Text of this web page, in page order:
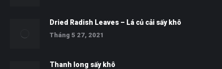
Dried Radish Leaves – Lá củ cải sấy khô
Tháng 5 27, 2021
Thanh long sấy khô